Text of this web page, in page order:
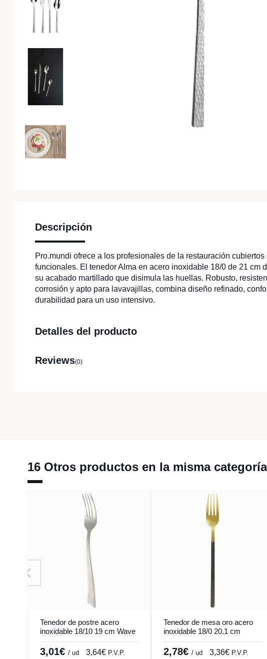
Descripción
Pro.mundi ofrece a los profesionales de la restauración cubiertos
funcionales. El tenedor Alma en acero inoxidable 18/0 de 21 cm
su acabado martillado que disimula las huellas. Robusto,
corrosión y apto para lavavajillas, combina diseño refinado,
durabilidad para un uso intensivo.
Detalles del producto
Reviews(0)
16 Otros productos en la misma
Tenedor de postre acero
inoxidable 18/10 19 cm Wave
Cisele Pro.mundi
3,01€ / ud 3,64€ P.V.P.
Tenedor de mesa oro acero
inoxidable 18/0 20,1 cm
Aroma Oro Pvd Negro
Pro.mundi
2,78€ / ud 3,36€ P.V.P.